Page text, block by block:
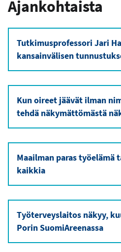
Ajankohtaista
Tutkimusprofessori Jari
kansainvälisen
Kun oireet jäävät ilman
tehdä näkymättömästä
Maailman paras työelämä
kaikkia
Työterveyslaitos näkyy,
Porin SuomiAreenassa